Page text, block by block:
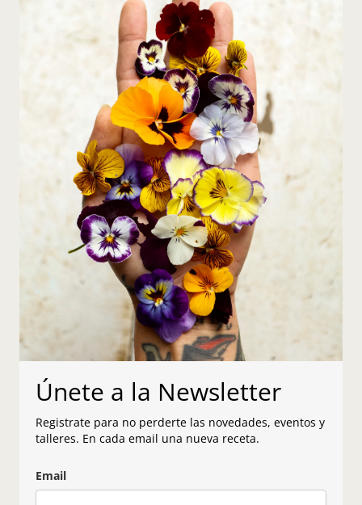
Únete a la Newsletter
Registrate para no perderte las novedades, eventos y
talleres. En cada email una nueva receta.
Email